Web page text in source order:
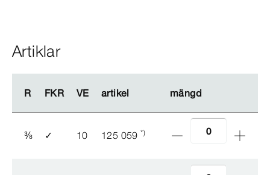
Artiklar
R FKR VE artikel mängd
R FKR VE artikel mängd
⅜ ✓ 10 125 059 *)